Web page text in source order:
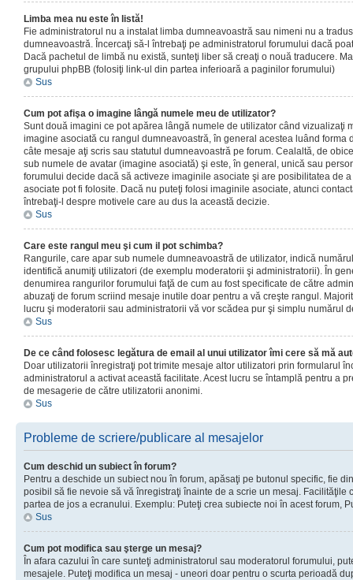
Limba mea nu este în listă!
Fie administratorul nu a instalat limba dumneavoastră sau nimeni nu a
dumneavoastră. Încercaţi să-l întrebaţi pe administratorul forumului dacă
Dacă pachetul de limbă nu există, sunteţi liber să creaţi o nouă traducere.
grupului phpBB (folosiţi link-ul din partea inferioară a paginilor forumului)
Sus
Cum pot afişa o imagine lângă numele meu de utilizator?
Sunt două imagini ce pot apărea lângă numele de utilizator când vizualizaţi
imagine asociată cu rangul dumneavoastră, în general acestea luând forma
câte mesaje aţi scris sau statutul dumneavoastră pe forum. Cealaltă, de
sub numele de avatar (imagine asociată) şi este, în general, unică sau
forumului decide dacă să activeze imaginile asociate şi are posibilitatea de
asociate pot fi folosite. Dacă nu puteţi folosi imaginile asociate, atunci
întrebaţi-l despre motivele care au dus la această decizie.
Sus
Care este rangul meu şi cum il pot schimba?
Rangurile, care apar sub numele dumneavoastră de utilizator, indică
identifică anumiţi utilizatori (de exemplu moderatorii şi administratorii). În
denumirea rangurilor forumului faţă de cum au fost specificate de către
abuzaţi de forum scriind mesaje inutile doar pentru a vă creşte rangul.
lucru şi moderatorii sau administratorii vă vor scădea pur şi simplu numărul
Sus
De ce când folosesc legătura de email al unui utilizator îmi cere să mă
Doar utilizatorii înregistraţi pot trimite mesaje altor utilizatori prin formularul
administratorul a activat această facilitate. Acest lucru se întamplă pentru a
de mesagerie de către utilizatorii anonimi.
Sus
Probleme de scriere/publicare al mesajelor
Cum deschid un subiect în forum?
Pentru a deschide un subiect nou în forum, apăsaţi pe butonul specific, fie
posibil să fie nevoie să vă înregistraţi înainte de a scrie un mesaj. Facilităţile
partea de jos a ecranului. Exemplu: Puteţi crea subiecte noi în acest forum,
Sus
Cum pot modifica sau şterge un mesaj?
În afara cazului în care sunteţi administratorul sau moderatorul forumului,
mesajele. Puteţi modifica un mesaj - uneori doar pentru o scurta perioadă